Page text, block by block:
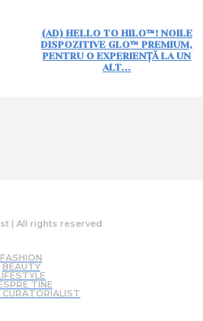
(AD) HELLO TO HILO™! NOILE
DISPOZITIVE GLO™ PREMIUM,
PENTRU O EXPERIENȚĂ LA UN
ALT...
| All rights reserved
FASHION
BEAUTY
TINE
CURATORIALIST